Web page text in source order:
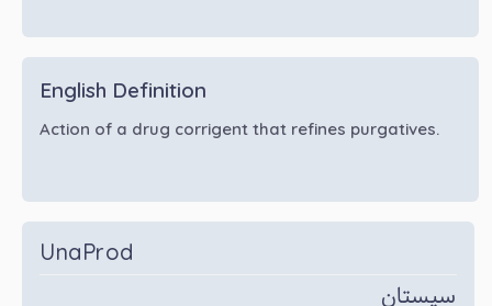
English Definition
Action of a drug corrigent that refines purgatives.
UnaProd
سپستان